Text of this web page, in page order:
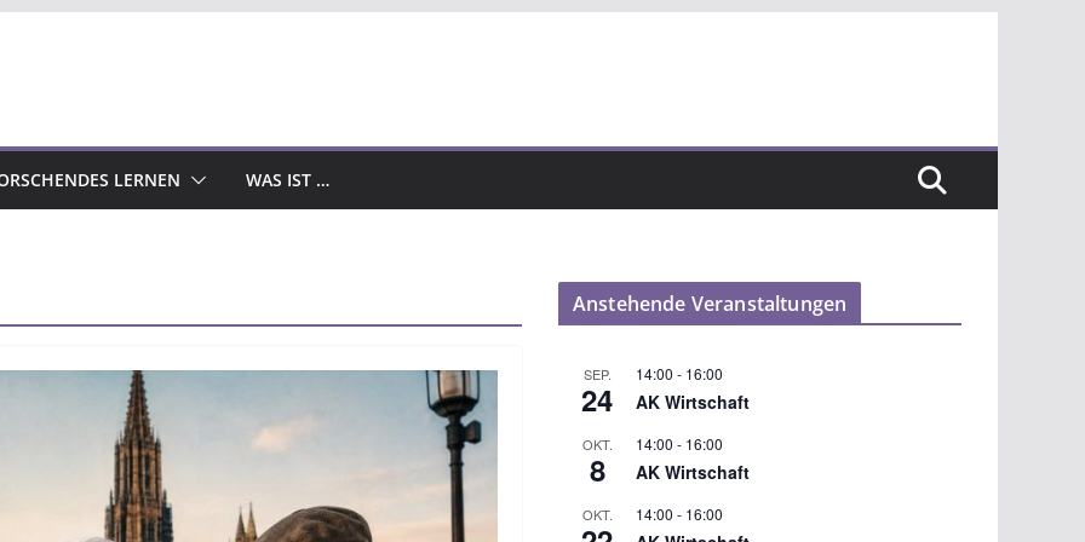
LERNEN WAS IST …
Anstehende Veranstaltungen
SEP.
24
14:00 - 16:00
AK Wirtschaft
OKT.
8
14:00 - 16:00
AK Wirtschaft
OKT. 14:00 - 16:00